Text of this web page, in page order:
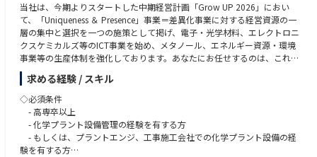
当社は、今期よりスタートした中期経営計画「Grow UP 2026」におい
て、「Uniqueness ＆ Presence」事業＝差異化事業に対する経営資源の一
層の集中と選択を一つの施策として掲げ、電子・光学材料、エレクトロニ
クスケミカルズ等のICT事業を始め、メタノール、エネルギー資源・環境
事業等の生産体制を強化しております。あなたにお任せするのは、これら
生産体制の維持、整備に欠かせない国内化学プラントの設備管理（機械
系、電気・計装系）に関する業務です。
詳しくは、下記の業務を担当して頂きます。
-1. 化学プラントの設備管理
-2. 化学プラントの設備保全
-3. 収率向上・省エネ・環境・安全対応等を目的に既存設備改善の立
求める経験 / スキル
◇必須条件
- 高専卒以上
- 化学プラント設備管理の経験を有する方
- もしくは、プラントエンジ、工事施工会社での化学プラント設備の経
験を有する方